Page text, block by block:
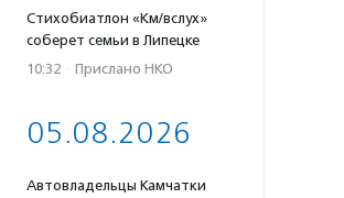
Стихобиатлон «Км/вслух»
соберет семьи в Липецке
10:32 · Прислано НКО
05.08.2026
Автовладельцы Камчатки